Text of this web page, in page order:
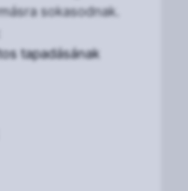
sokasodnak.
tapadásának